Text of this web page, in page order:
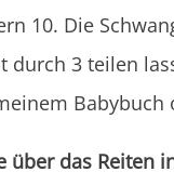
10. Die
3 teilen
Babybuch
das Reiten